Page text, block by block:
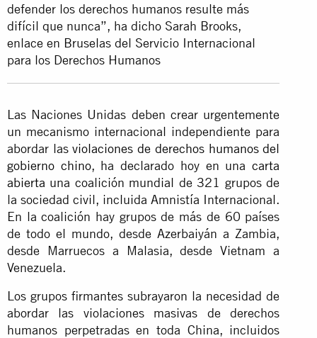
defender los derechos humanos resulte más
difícil que nunca”, ha dicho Sarah Brooks,
enlace en Bruselas del Servicio Internacional
para los Derechos Humanos
Las Naciones Unidas deben crear urgentemente
un mecanismo internacional independiente para
abordar lasviolaciones de derechos humanos del
gobierno chino, ha declarado hoy en unacarta
abierta una coalición mundial de 321 grupos de
la sociedad civil, incluida Amnistía Internacional.
En la coalición hay grupos de más de 60 países
de todo el mundo, desde Azerbaiyán a Zambia,
desde Marruecos a Malasia, desde Vietnam a
Venezuela.
Los grupos firmantes subrayaron la necesidad de
abordar las violaciones masivas de derechos
humanos perpetradas en toda China, incluidos